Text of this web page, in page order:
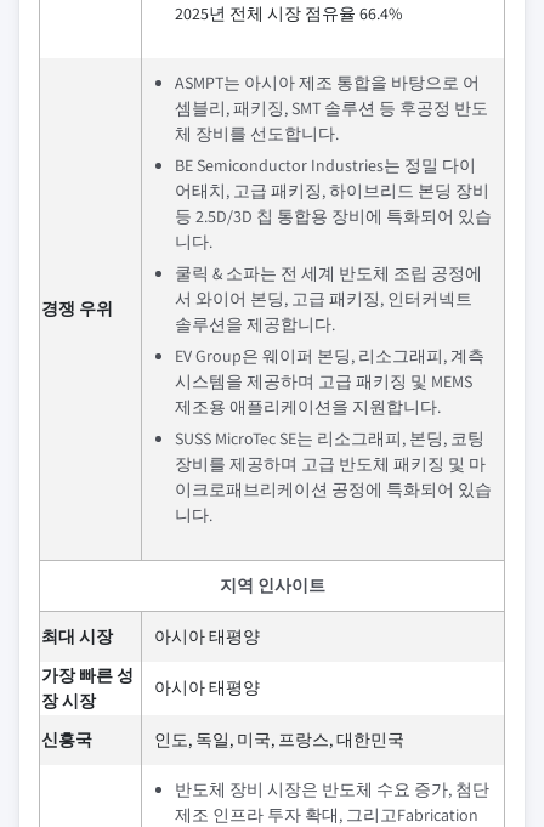
2025년 전체 시장 점유율 66.4%
경쟁 우위
ASMPT는 아시아 제조 통합을 바탕으로 어
셈블리, 패키징, SMT 솔루션 등 후공정 반도
체 장비를 선도합니다.
BE Semiconductor Industries는 정밀 다이
어태치, 고급 패키징, 하이브리드 본딩 장비
등 2.5D/3D 칩 통합용 장비에 특화되어 있습
니다.
쿨릭 & 소파는 전 세계 반도체 조립 공정에
서 와이어 본딩, 고급 패키징, 인터커넥트
솔루션을 제공합니다.
EV Group은 웨이퍼 본딩, 리소그래피, 계측
시스템을 제공하며 고급 패키징 및 MEMS
제조용 애플리케이션을 지원합니다.
SUSS MicroTec SE는 리소그래피, 본딩, 코팅
장비를 제공하며 고급 반도체 패키징 및 마
이크로패브리케이션 공정에 특화되어 있습
니다.
지역 인사이트
최대 시장
아시아 태평양
가장 빠른 성
장 시장
아시아 태평양
신흥국 인도, 독일, 미국, 프랑스, 대한민국
반도체 장비 시장은 반도체 수요 증가, 첨단
제조 인프라 투자 확대, 그리고Fabrication